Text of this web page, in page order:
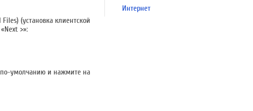
(установка клиентской
>»:
по-умолчанию и нажмите на
Интернет